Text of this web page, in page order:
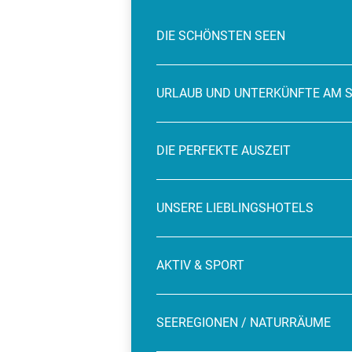
DIE SCHÖNSTEN SEEN
URLAUB UND UNTERKÜNFTE AM
DIE PERFEKTE AUSZEIT
UNSERE LIEBLINGSHOTELS
AKTIV & SPORT
SEEREGIONEN / NATURRÄUME